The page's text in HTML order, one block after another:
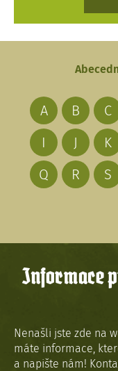
A B C
I
J K
Q
R S
Informace
Nenašli jste zde na
máte informace,
a napište nám!